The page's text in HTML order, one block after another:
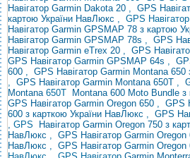
Навігатор Garmin Dakota 20 , GPS
картою України НавЛюкс , GPS
Навігатор Garmin GPSMAP 78 з картою
Навігатор Garmin GPSMAP 78s , GPS
Навігатор Garmin eTrex 20 , GPS
GPS Навігатор Garmin GPSMAP 64s ,
600 , GPS Навігатор Garmin Montana
, GPS Навігатор Garmin Montana 650T ,
Montana650T Montana 600 Moto Bundle
GPS Навігатор Garmin Oregon 650 , GPS
600 з карткою України НавЛюкс , GPS
, GPS Навігатор Garmin Oregon 750 з
НавЛюкс , GPS Навігатор Garmin
НавЛюкс , GPS Навігатор Garmin Oregon